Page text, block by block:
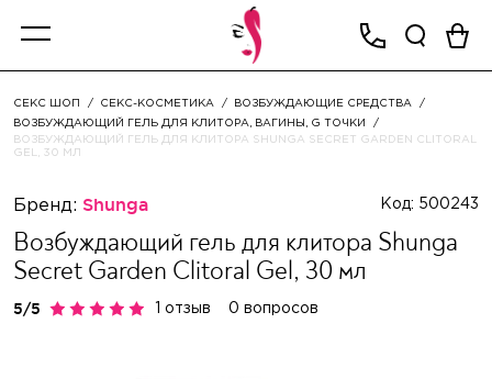
СЕКС ШОП СЕКС-КОСМЕТИКА
ВОЗБУЖДАЮЩИЕ СРЕДСТВА
ВОЗБУЖДАЮЩИЙ ГЕЛЬ ДЛЯ КЛИТОРА, ВАГИНЫ, G ТОЧКИ
ВОЗБУЖДАЮЩИЙ ГЕЛЬ ДЛЯ КЛИТОРА SHUNGA SECRET GARDEN CLITORAL
GEL, 30 МЛ
Бренд: Shunga Код: 500243
Возбуждающий гель для клитора Shunga
Secret Garden Clitoral Gel, 30 мл
1 отзыв 0 вопросов